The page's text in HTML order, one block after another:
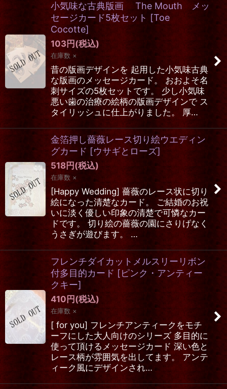
小気味な古典版画 The Mouth メッ
セージカード5枚セット [Toe
Cocotte]
103円 (税込)
在庫数 ×
昔の版画デザインを 起用した小気味古典
な版画のメッセージカード。 おおよそ名
刺サイズの5枚セットです。 少し小気味
悪い歯の治療の絵柄の版画デザインで ス
タイリッシュに仕上がりました。 厚…
金箔押し薔薇レース切り絵ウエディン
グカード [ウサギとローズ]
518円 (税込)
在庫数 ×
[Happy Wedding] 薔薇のレース状に切り
絵になった清楚なカード。 ご結婚のお祝
いに淡く優しい印象の清楚で可憐なカー
ドです。 切り絵の薔薇の園にさりげなく
うさぎが遊びます。 …
フレンチダイカットメルスリーリボン
付多目的カード [ピンク・アンティー
クキー]
410 円 (税込)
在庫数 ×
[ for you] フレンチアンティークをモチ
ーフにした大人向けのシリーズ 多目的に
使って頂けるメッセージカード 深い色と
レース柄が雰囲気を出してます。 アンテ
ィーク風にデザインされ…